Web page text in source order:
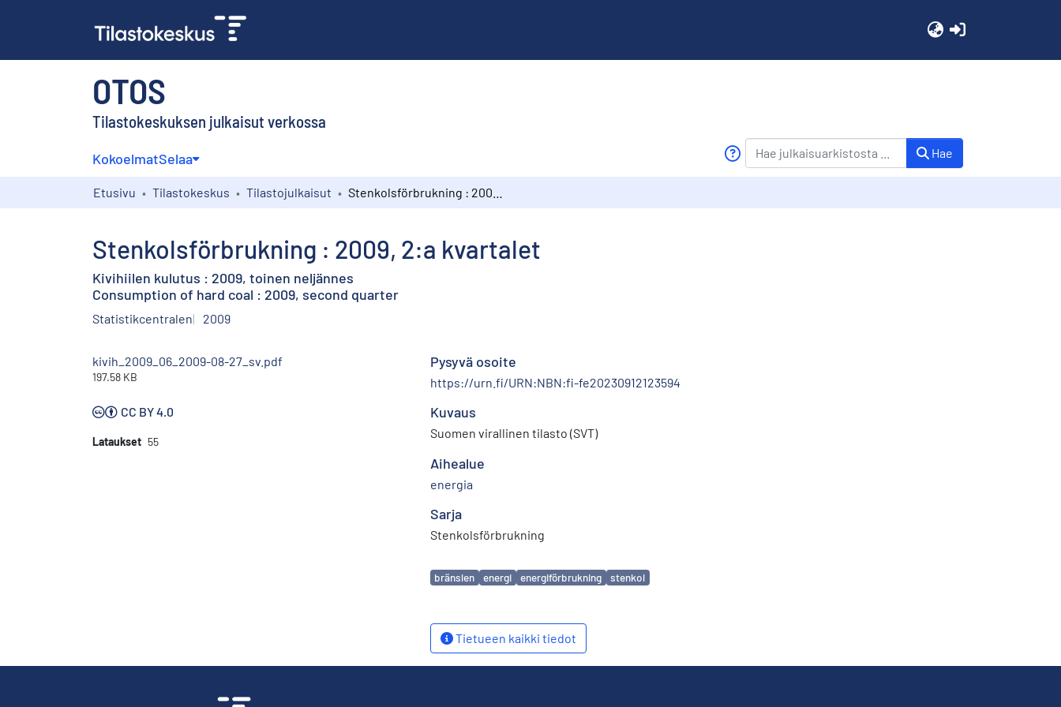
OTOS
Tilastokeskuksen julkaisut verkossa
KokoelmatSelaa Hae
Etusivu Tilastokeskus Tilastojulkaisut
Stenkolsförbrukning : 2009, 2:a kvartalet
Kivihiilen kulutus : 2009, toinen neljännes
Consumption of hard coal : 2009, second quarter
Statistikcentralen 2009
kivih_2009_06_2009-08-27_sv.pdf
197.58 KB
CC BY 4.0
Lataukset 55
Pysyvä osoite
https://urn.fi/URN:NBN:fi-fe20230912123594
Kuvaus
Suomen virallinen tilasto (SVT)
Aihealue
energia
Sarja
Stenkolsförbrukning
Avainsanat
bränslen energi energiförbrukning stenkol
Tietueen kaikki tiedot